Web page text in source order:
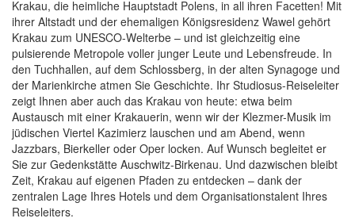
Krakau, die heimliche Hauptstadt Polens, in all ihren Facetten! Mit
ihrer Altstadt und der ehemaligen Königsresidenz Wawel gehört
Krakau zum UNESCO-Welterbe – und ist gleichzeitig eine
pulsierende Metropole voller junger Leute und Lebensfreude. In
den Tuchhallen, auf dem Schlossberg, in der alten Synagoge und
der Marienkirche atmen Sie Geschichte. Ihr Studiosus-Reiseleiter
zeigt Ihnen aber auch das Krakau von heute: etwa beim
Austausch mit einer Krakauerin, wenn wir der Klezmer-Musik im
jüdischen Viertel Kazimierz lauschen und am Abend, wenn
Jazzbars, Bierkeller oder Oper locken. Auf Wunsch begleitet er
Sie zur Gedenkstätte Auschwitz-Birkenau. Und dazwischen bleibt
Zeit, Krakau auf eigenen Pfaden zu entdecken – dank der
zentralen Lage Ihres Hotels und dem Organisationstalent Ihres
Reiseleiters.